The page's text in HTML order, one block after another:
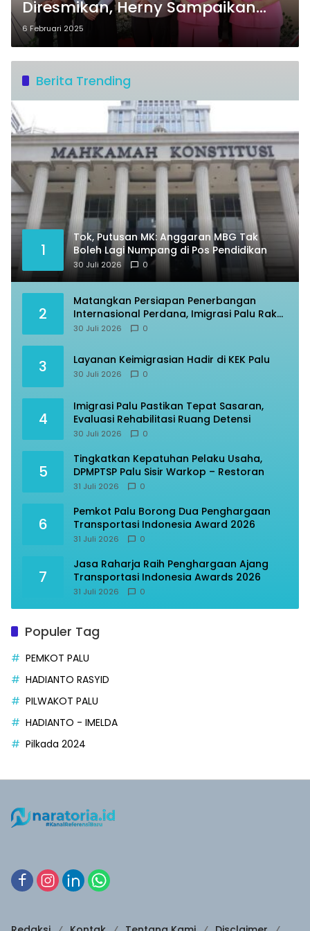
Diresmikan, Herny Sampaikan
Apresiasi
6 Februari 2025
Berita Trending
1
Tok, Putusan MK: Anggaran MBG Tak
Boleh Lagi Numpang di Pos Pendidikan
30 Juli 2026 0
2
Matangkan Persiapan Penerbangan
Internasional Perdana, Imigrasi Palu Rakor
dengan Gubernur Sulteng
30 Juli 2026 0
3 Layanan Keimigrasian Hadir di KEK Palu
30 Juli 2026 0
4
Imigrasi Palu Pastikan Tepat Sasaran,
Evaluasi Rehabilitasi Ruang Detensi
30 Juli 2026 0
5
Tingkatkan Kepatuhan Pelaku Usaha,
DPMPTSP Palu Sisir Warkop – Restoran
31 Juli 2026 0
6
Pemkot Palu Borong Dua Penghargaan
Transportasi Indonesia Award 2026
31 Juli 2026 0
7
Jasa Raharja Raih Penghargaan Ajang
Transportasi Indonesia Awards 2026
31 Juli 2026 0
Populer Tag
PEMKOT PALU
HADIANTO RASYID
PILWAKOT PALU
HADIANTO - IMELDA
Pilkada 2024